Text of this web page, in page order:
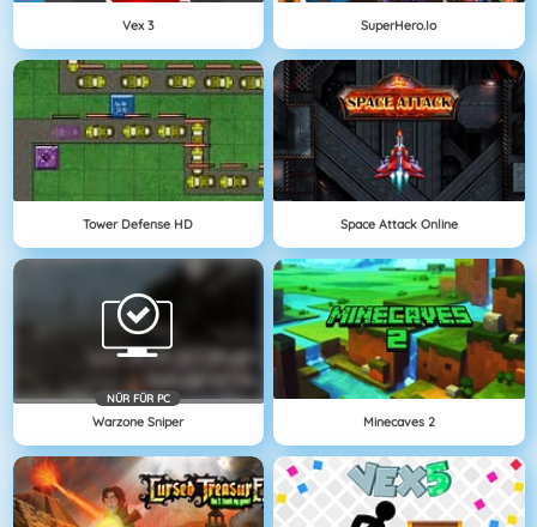
Vex 3 SuperHero.io
Tower Defense HD Space Attack Online
NÜR FÜR PC
Warzone Sniper Minecaves 2